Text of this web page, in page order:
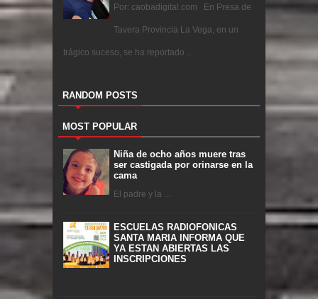
Por: caobadigital.com En Presa de
Tavera Provincia La Vega, en un
trágico suceso, se ha reportado ...
RANDOM POSTS
MOST POPULAR
Niña de ocho años muere tras
ser castigada por orinarse en la
cama
El padre y la ...
ESCUELAS RADIOFONICAS
SANTA MARIA INFORMA QUE
YA ESTAN ABIERTAS LAS
INSCRIPCIONES